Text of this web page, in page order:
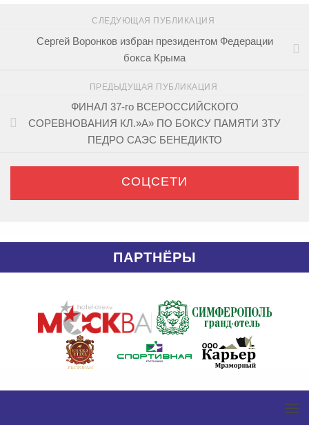
СЛЕДУЮЩАЯ ПУБЛИКАЦИЯ
Сергей Воронков избран президентом Федерации
бокса Крыма
ПРЕДЫДУЩАЯ ПУБЛИКАЦИЯ
ФИНАЛ 37-го ВСЕРОССИЙСКОГО
СОРЕВНОВАНИЯ КЛ.»А» ПО БОКСУ ПАМЯТИ ЗТУ
ПЕДРО САЭС БЕНЕДИКТО
СОЦСЕТИ
ПАРТНЁРЫ